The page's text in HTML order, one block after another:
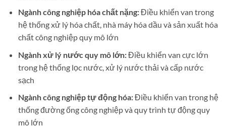
Ngành công nghiệp hóa chất nặng:Điều khiển van trong
hệ thống xử lý hóa chất, nhà máy hóa dầu và sản xuất hóa
chất công nghiệp quy mô lớn
Ngành xử lý nước quy mô lớn:Điều khiển van cực lớn
trong hệ thống lọc nước, xử lý nước thải và cấp nước
sạch
Ngành công nghiệp tự động hóa:Điều khiển van trong hệ
thống đường ống công nghiệp và quy trình tự động quy
mô lớn